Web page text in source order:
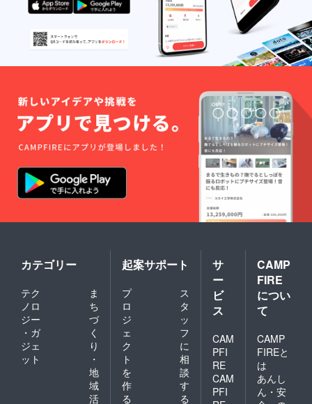
カテゴリー
テク
ノロ
ジー
・ガ
ジェ
ット
ま
ち
づ
く
り
・
地
域
活
起案サポート
プ
ロ
ジ
ェ
ク
ト
を
作
る
ス
タ
ッ
フ
に
相
談
す
る
サ
ー
ビ
ス
CAM
PFI
RE
CAM
PFI
CAMP
FIRE
につい
て
CAMP
FIREと
は
あんし
ん・安